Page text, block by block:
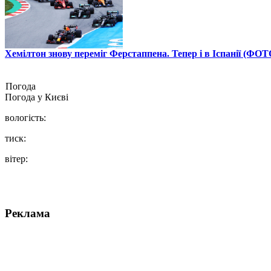
Хемілтон знову переміг Ферстаппена. Тепер і в Іспанії
Погода
Погода у Києві
вологість:
тиск:
вітер:
Реклама